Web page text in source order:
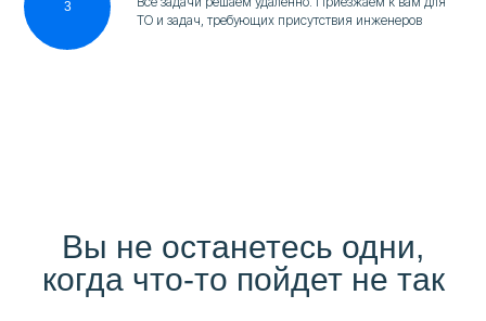
ТО и задач, требующих присутствия инженеров
Вы не останетесь одни,
когда что-то пойдет не так